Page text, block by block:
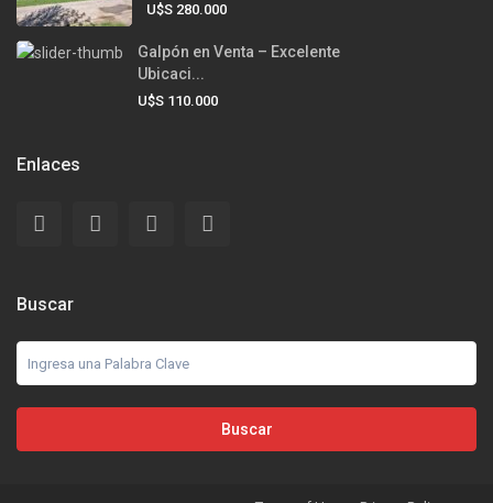
U$S 280.000
Galpón en Venta – Excelente
Ubicaci...
U$S 110.000
Enlaces
Buscar
Buscar